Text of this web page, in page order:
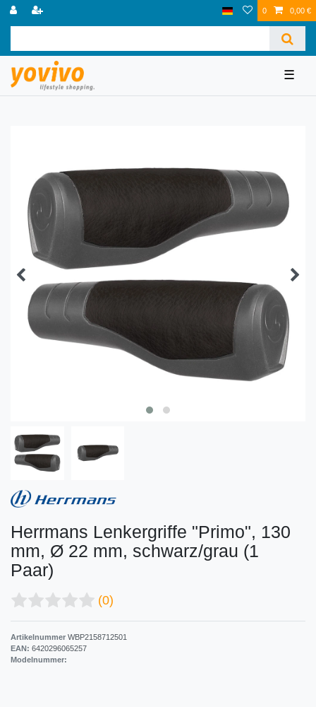
0 0,00 €
☰
Herrmans Lenkergriffe "Primo", 130
mm, Ø 22 mm, schwarz/grau (1
Paar)
(0)
Artikelnummer WBP2158712501
EAN: 6420296065257
Modelnummer: